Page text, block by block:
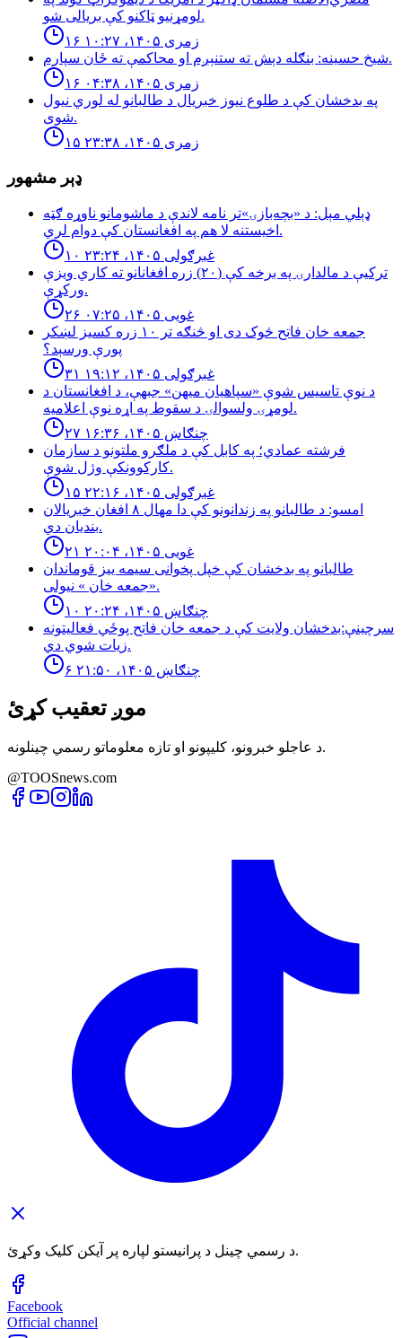
لومړنیو ټاکنو کې بریالی شو.
۱۶ زمری ۱۴۰۵، ۱۰:۲۷
شيخ حسينه: بنګله دېش ته ستنېږم او محاكمې ته ځان سپارم.
۱۶ زمری ۱۴۰۵، ۰۴:۳۸
په بدخشان كې د طلوع نيوز خبريال د طالبانو له لوري نيول
شوى.
۱۵ زمری ۱۴۰۵، ۲۳:۳۸
ډېر مشهور
ډېلي مېل: د «بچه‌بازۍ»تر نامه لاندې د ماشومانو ناوړه ګټه
اخیستنه لا هم په افغانستان کې دوام لري.
۱۰ غبرګولی ۱۴۰۵، ۲۳:۲۴
تركيې د مالدارۍ په برخه كې (٢٠) زره افغانانو ته كاري ويزې
وركړې.
۲۶ غویی ۱۴۰۵، ۰۷:۲۵
جمعه خان فاتح څوک دی او څنګه تر ۱۰ زره کسیز لښکر
پورې ورسېد؟
۳۱ غبرګولی ۱۴۰۵، ۱۹:۱۲
د نوې تاسیس شوې «سپاهیان میهن» جبهې، د افغانستان د
لومړۍ ولسوالۍ د سقوط په اړه نوې اعلامیه.
۲۷ چنګاښ ۱۴۰۵، ۱۶:۳۶
فرشته عمادي؛ په کابل کې د ملګرو ملتونو د سازمان
کارکوونکې وژل شوې.
۱۵ غبرګولی ۱۴۰۵، ۲۲:۱۶
امسو: د طالبانو په زندانونو كې دا مهال ٨ افغان خبريالان
بنديان دي.
۲۱ غویی ۱۴۰۵، ۲۰:۰۴
طالبانو په بدخشان كې خپل پخوانى سيمه ييز قوماندان
«جمعه خان » نيولى.
۱۰ چنګاښ ۱۴۰۵، ۲۰:۲۴
سرچینې:بدخشان ولایت کې د جمعه خان فاتح پوځي فعالیتونه
زیات شوي دي.
۶ چنګاښ ۱۴۰۵، ۲۱:۵۰
موږ تعقیب کړئ
د عاجلو خبرونو، کلیپونو او تازه معلوماتو رسمي چینلونه.
@TOOSnews.com
د رسمي چینل د پرانیستو لپاره پر آیکن کلیک وکړئ.
Facebook
Official channel